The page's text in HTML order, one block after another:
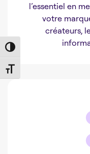
Toggle High Contrast
Toggle Font size
l’essentiel en
votre
créateurs,